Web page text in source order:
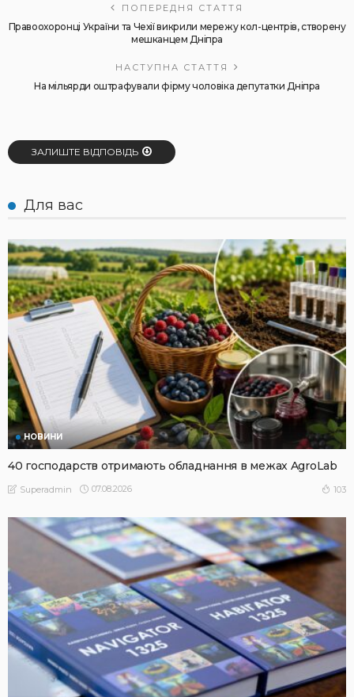
ПОПЕРЕДНЯ СТАТТЯ
Правоохоронці України та Чехії викрили мережу кол-центрів, створену
мешканцем Дніпра
НАСТУПНА СТАТТЯ
На мільярди оштрафували фірму чоловіка депутатки Дніпра
ЗАЛИШТЕ ВІДПОВІДЬ
Для вас
НОВИНИ
40 господарств отримають обладнання в межах AgroLab
Superadmin 07.08.2026 103